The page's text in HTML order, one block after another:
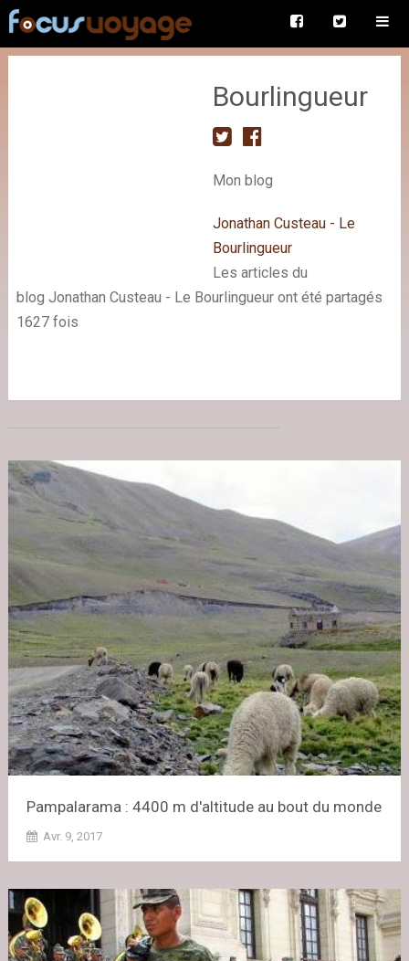
Bourlingueur
Mon blog
Jonathan Custeau - Le
Bourlingueur
Les articles du
blog Jonathan Custeau - Le Bourlingueur ont été partagés
1627 fois
Pampalarama : 4400 m d'altitude au bout du monde
Avr. 9, 2017